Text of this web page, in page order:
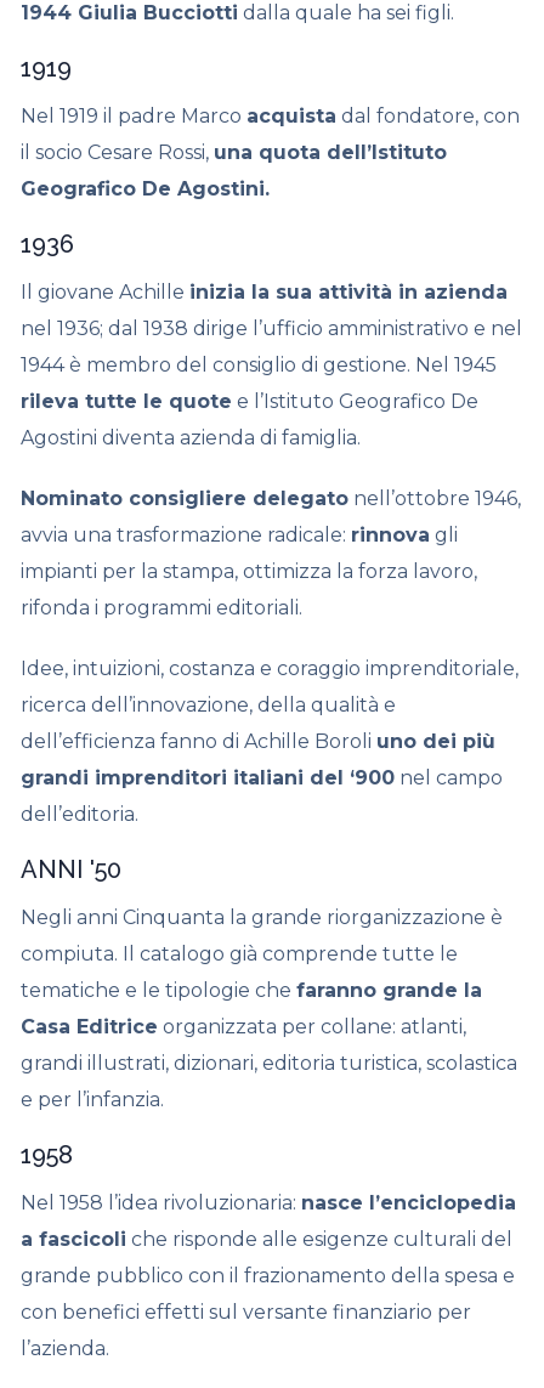
1944 Giulia Bucciotti dalla quale ha sei figli.
1919
Nel 1919 il padre Marco acquista dal fondatore, con
il socio Cesare Rossi, una quota dell’Istituto
Geografico De Agostini.
1936
Il giovane Achille inizia la sua attività in azienda
nel 1936; dal 1938 dirige l’ufficio amministrativo e nel
1944 è membro del consiglio di gestione. Nel 1945
rileva tutte le quote e l’Istituto Geografico De
Agostini diventa azienda di famiglia.
Nominato consigliere delegato nell’ottobre 1946,
avvia una trasformazione radicale: rinnova gli
impianti per la stampa, ottimizza la forza lavoro,
rifonda i programmi editoriali.
Idee, intuizioni, costanza e coraggio imprenditoriale,
ricerca dell’innovazione, della qualità e
dell’efficienza fanno di Achille Boroli uno dei più
grandi imprenditori italiani del ‘900 nel campo
dell’editoria.
ANNI '50
Negli anni Cinquanta la grande riorganizzazione è
compiuta. Il catalogo già comprende tutte le
tematiche e le tipologie chefaranno grande la
Casa Editrice organizzata per collane: atlanti,
grandi illustrati, dizionari, editoria turistica, scolastica
e per l’infanzia.
1958
Nel 1958 l’idea rivoluzionaria: nasce l’enciclopedia
a fascicoli che risponde alle esigenze culturali del
grande pubblico con il frazionamento della spesa e
con benefici effetti sul versante finanziario per
l’azienda.